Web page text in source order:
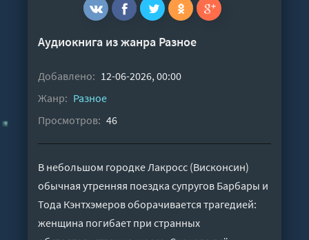
Аудиокнига из жанра Разное
Добавлено: 12-06-2026, 00:00
Жанр: Разное
Просмотров: 46
В небольшом городке Лакросс (Висконсин)
обычная утренняя поездка супругов Барбары и
Тода Кэнтхэмеров оборачивается трагедией:
женщина погибает при странных